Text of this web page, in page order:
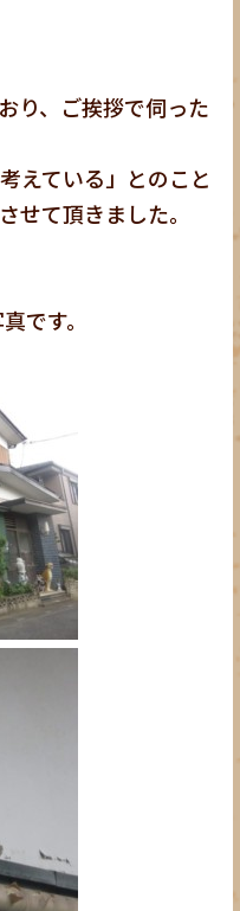
り、ご挨拶で伺った
えている」とのこと
せて頂きました。
です。